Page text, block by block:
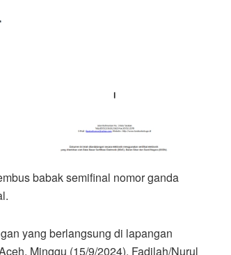
babak semifinal nomor ganda
yang berlangsung di lapangan
Minggu (15/9/2024), Fadilah/Nurul